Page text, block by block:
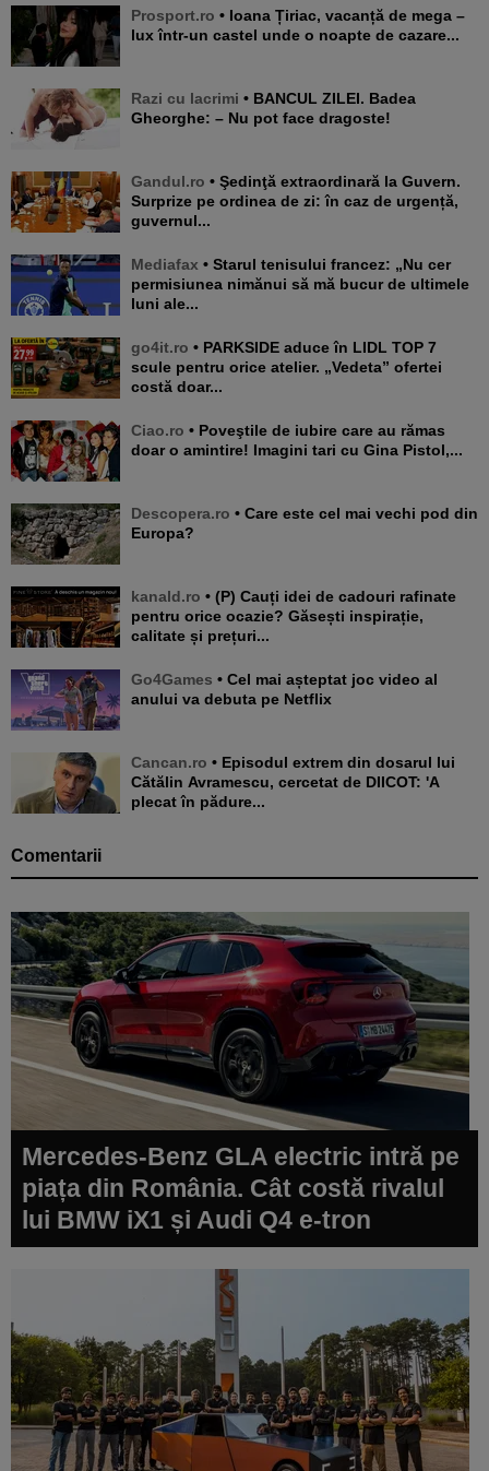
Prosport.ro • Ioana Țiriac, vacanță de mega –
lux într-un castel unde o noapte de cazare...
Razi cu lacrimi • BANCUL ZILEI. Badea
Gheorghe: – Nu pot face dragoste!
Gandul.ro • Şedinţă extraordinară la Guvern.
Surprize pe ordinea de zi: în caz de urgență,
guvernul...
Mediafax • Starul tenisului francez: „Nu cer
permisiunea nimănui să mă bucur de ultimele
luni ale...
go4it.ro • PARKSIDE aduce în LIDL TOP 7
scule pentru orice atelier. „Vedeta” ofertei
costă doar...
Ciao.ro • Poveştile de iubire care au rămas
doar o amintire! Imagini tari cu Gina Pistol,...
Descopera.ro • Care este cel mai vechi pod din
Europa?
kanald.ro • (P) Cauți idei de cadouri rafinate
pentru orice ocazie? Găsești inspirație,
calitate și prețuri...
Go4Games • Cel mai așteptat joc video al
anului va debuta pe Netflix
Cancan.ro • Episodul extrem din dosarul lui
Cătălin Avramescu, cercetat de DIICOT: 'A
plecat în pădure...
Comentarii
Mercedes-Benz GLA electric intră pe
piața din România. Cât costă rivalul
lui BMW iX1 și Audi Q4 e-tron